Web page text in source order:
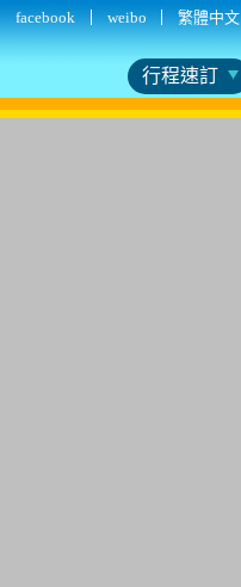
facebook weibo 繁體中文
行程速訂